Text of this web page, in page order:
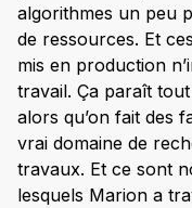
algorithmes un peu
de ressources. Et
mis en production
travail. Ça paraît
alors qu’on fait des
vrai domaine de
travaux. Et ce sont
lesquels Marion a